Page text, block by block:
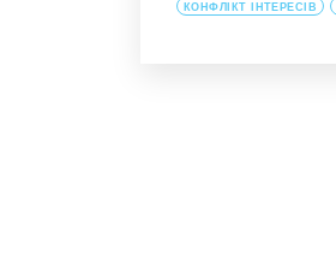
КОНФЛІКТ ІНТЕРЕСІВ